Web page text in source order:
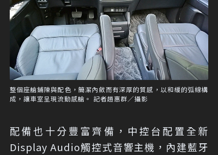
整個座艙鋪陳與配色，簡潔內斂而有深厚的質感，以和緩的弧線構
成，讓車室呈現流動感艙。 記者趙惠群／攝影
配備也十分豐富齊備，中控台配置全新
Display Audio觸控式音響主機，內建藍牙